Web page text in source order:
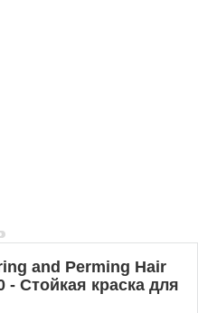
and Perming Hair
- Стойкая краска для